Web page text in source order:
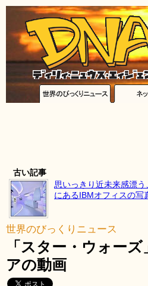
古い記事
思いっきり近未来感漂
にあるIBMオフィスの写
世界のびっくりニュース
「スター・ウォー
アの動画